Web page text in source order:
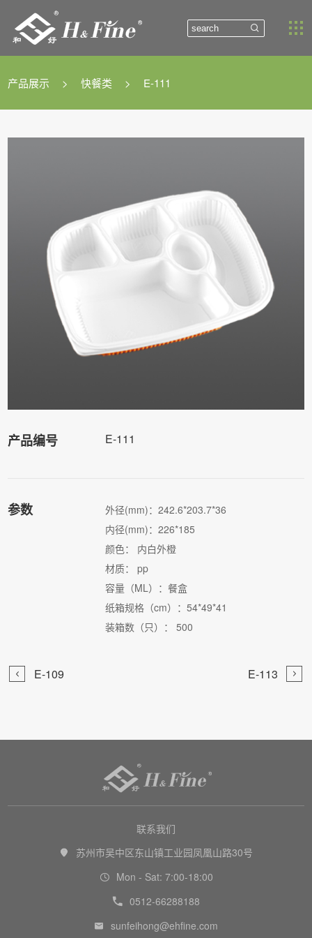
 
产品展示 > 快餐类 > E-111
产品编号 E-111
参数
外径(mm)：242.6*203.7*36
内径(mm)：226*185
颜色： 内白外橙
材质： pp
容量（ML）：餐盒
纸箱规格（cm）：54*49*41
装箱数（只）： 500
 E-109 E-113 

联系我们
 苏州市吴中区东山镇工业园凤凰山路30号
 Mon - Sat: 7:00-18:00
 0512-66288188
 sunfeihong@ehfine.com